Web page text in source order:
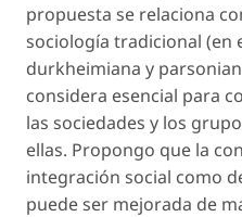
propuesta se relaciona
sociología tradicional (en
durkheimiana y
considera esencial para
las sociedades y los
ellas. Propongo que la
integración social como
puede ser mejorada de